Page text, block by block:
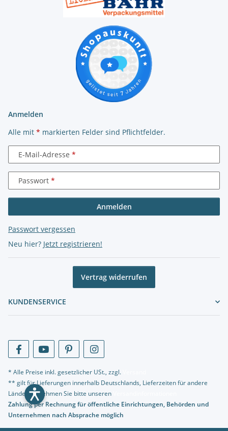
Anmelden
Alle mit * markierten Felder sind Pflichtfelder.
E-Mail-Adresse
Passwort
Anmelden
Passwort vergessen
Neu hier? Jetzt registrieren!
Vertrag widerrufen
KUNDENSERVICE
* Alle Preise inkl. gesetzlicher USt., zzgl.
** gilt für Lieferungen innerhalb Deutschlands, Lieferzeiten für andere
Länder entnehmen Sie bitte unseren
Zahlung per Rechnung für öffentliche Einrichtungen, Behörden und
Unternehmen nach Absprache möglich